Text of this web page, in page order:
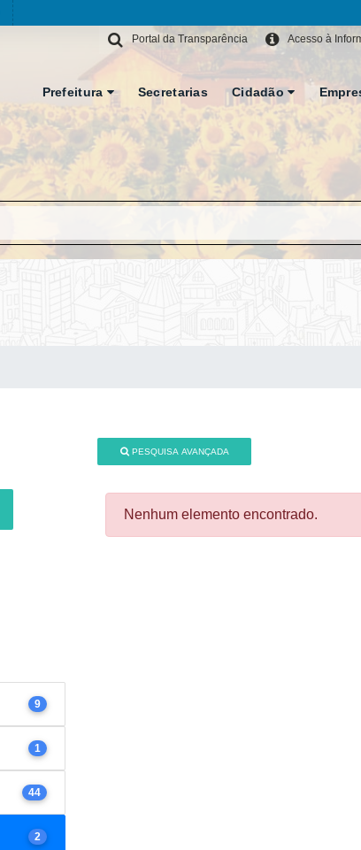
Acesso à
Portal da Transparência
Prefeitura Secretarias Cidadão
9
1
44
2
PESQUISA AVANÇADA
Nenhum elemento encontrado.